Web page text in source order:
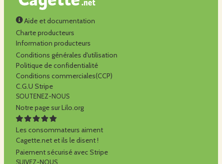
Aide et documentation
Charte producteurs
Information producteurs
Conditions générales d'utilisation
Politique de confidentialité
Conditions commerciales(CCP)
C.G.U Stripe
SOUTENEZ-NOUS
Notre page sur Lilo.org
Les consommateurs aiment
Cagette.net et ils le disent !
Paiement sécurisé avec Stripe
SUIVEZ-NOUS